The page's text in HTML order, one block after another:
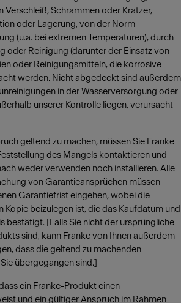
Verschleiß, Schrammen oder Kratzer,
oder Lagerung, von der Norm
(u.a. bei extremen Temperaturen), durch
oder Reinigung (darunter der Einsatz von
oder Reinigungsmitteln, die korrosive
werden. Nicht abgedeckt sind außerdem
in der Wasserversorgung oder
unserer Kontrolle liegen, verursacht
geltend zu machen, müssen Sie Franke
des Mangels kontaktieren und
weder verwenden noch installieren. Alle
von Garantieansprüchen müssen
Garantiefrist eingehen, wobei die
Kopie beizulegen ist, die das Kaufdatum und
bestätigt. [Falls Sie nicht der ursprüngliche
sind, kann Franke von Ihnen außerdem
dass die geltend zu machenden
übergegangen sind.]
ein Franke-Produkt einen
und ein gültiger Anspruch im Rahmen